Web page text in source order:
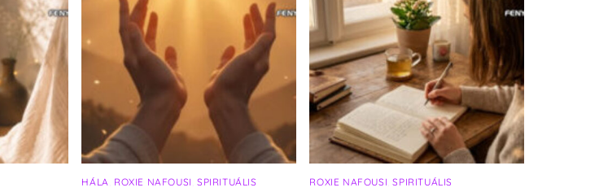
HÁLA ROXIE NAFOUSI SPIRITUÁLIS
ROXIE NAFOUSI ,SPIRITUÁLIS